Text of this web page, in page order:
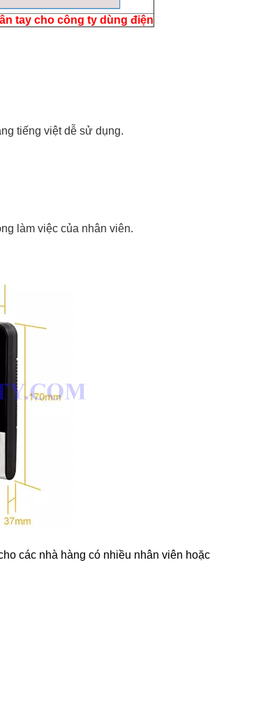
tay cho công ty dùng điện
tiếng việt dễ sử dụng.
làm việc của nhân viên.
các nhà hàng có nhiều nhân viên hoặc